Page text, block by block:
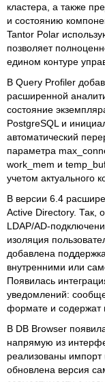
кластера, а также
и состоянию
Tantor Polar
позволяет
едином контуре
В Query Profiler
расширенной
состояние
PostgreSQL и
автоматический
параметра
work_mem и
учетом актуального
В версии 6.4
Active Directory. Так,
LDAP/AD-
изоляция
добавлена
внутренними или
Появилась
уведомлений:
формате и содержат
В DB Browser
напрямую из
реализованы импорт
обновлена версия